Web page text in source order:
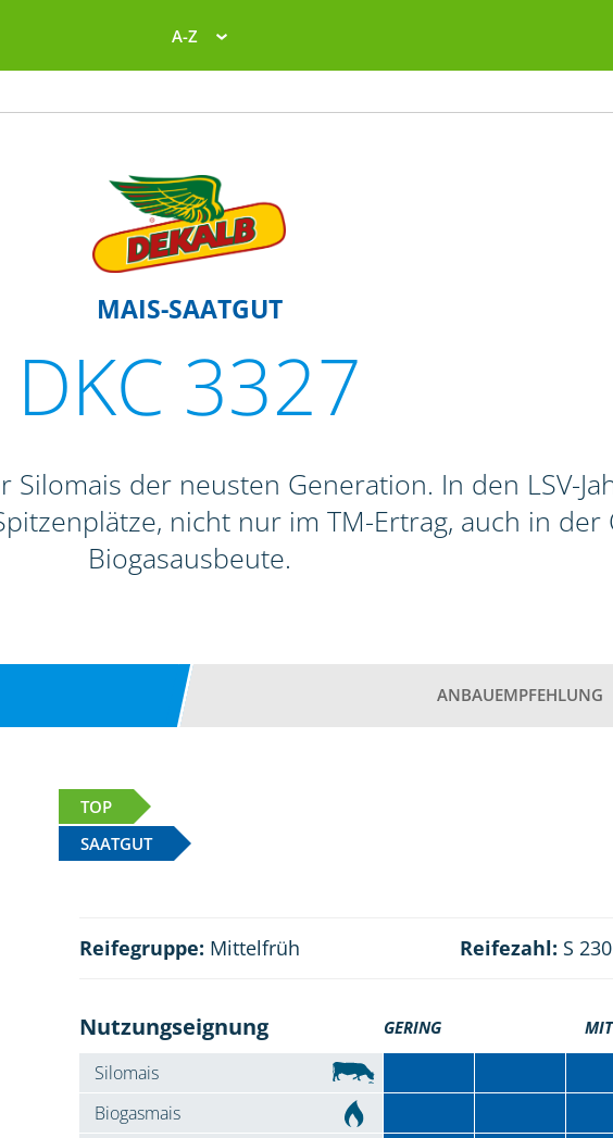
A-Z
MAIS-SAATGUT
DKC 3327
der neusten Generation. In den LSV-
nicht nur im TM-Ertrag, auch in der
Biogasausbeute.
ANBAUEMPFEHLUNG
TOP
SAATGUT
Reifegruppe: Mittelfrüh Reifezahl: S
Nutzungseignung GERING
Silomais
Biogasmais